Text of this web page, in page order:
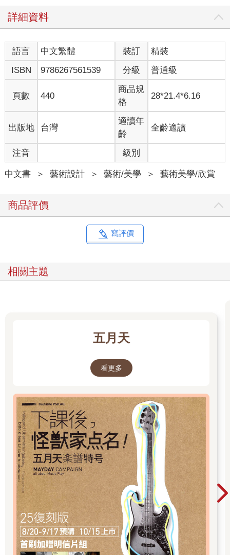
需要練習的。而我們要隱藏情感，就必須抵抗自然，抵抗我們人
類的天性。我們終其一生都在學習，而這本書卓越之處不但在於
教你懂得如何將人類五官畫得更加生動、為你增添可運用工具，
更能提醒你，我們的臉有多麼不可思議。歸根究柢，臉終究是我
們人類的一部分。
身為教育者和藝術家，我真希望在我學生時代就能擁有這樣的
書。這本書現在才出現，我也會開始好好學習，我想我的書架和
教室都少不了這本書。（摘自《藝用3D表情解剖書：透視五官表
【滿懷希望】
1990年代初期，蘇聯瓦解，拉脫維亞共和國獨立不久，有位名為
烏迪斯‧薩林斯（Uldis Zarins）的年輕人滿懷著理想與抱負，夢想
成為雕刻家。1994年，烏迪斯獲里加藝術專門學校錄取。他在專
天用黏土模仿製作古希臘頭像、半身像、全身像。模仿是很普遍
的觀念，經由仿製古代雕像，可幫助學生認識造形。經過短短半
有一天，烏迪斯想模仿著名雕刻家波留克列特斯（Polykleitos）
的亞馬遜女戰士的頭像，卻碰到一個問題：臉頰怎麼雕？臉頰顯
有位老師回答他：「研讀解剖學，也許你會有所收穫。」
教造型的老師告訴烏迪斯：「這裡有顆人類頭骨和一本解剖書，
你若想通盤了解，就好好研究，然後做個人體肌肉解剖模型
像，可是明明每塊肌肉都在正確的位置上，雕像看起來卻慘不忍
睹。重點是，這完全無法幫助他認識形態。他決定不在形態上繼
續打轉，改而研究肌肉。烏迪斯鑽進解剖書堆裡越挖越深，這才
明白，解剖學對畫家和繪圖者是何等重要。然而，他發現每本解
剖書都很單調，圖片既凌亂又稀少。「結果，沒有一本是專為雕
塑家而寫的！」烏迪斯發現，唯一稍微提到人體與解剖形態的解
剖書，只有高特菲‧巴姆斯（Gottfied Bammes）的《裸體人像》
（Der Nackte Mensch）。於是，他自問：「為什麼這些書的圖
那麼少、字那麼多？」
【進入美術學院】
專校畢業後，烏迪斯進入拉脫維亞藝術學院（Latvijas Mākslas
Akadēmija）求學。那兒跟專校一樣，強調練習，卻不注重創作形
態的方式。然而，烏迪斯每次要雕刻新作，事前總會先作足準
詳細資料
語言 中文繁體 裝訂
精裝
ISBN
9786267561539 分級 普通級
頁數 440
商品規
格
28*21.4*6.16
出版地 台灣
適讀年
齡
全齡適讀
注音 級別
中文書 ＞ 藝術設計 ＞ 藝術/美學 ＞ 藝術美學/欣賞
商品評價
寫評價
相關主題
五月天
看更多